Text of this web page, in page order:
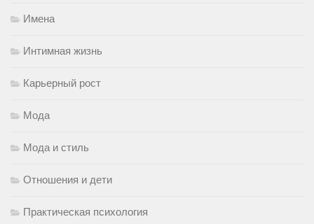
Имена
Интимная жизнь
Карьерный рост
Мода
Мода и стиль
Отношения и дети
Практическая психология